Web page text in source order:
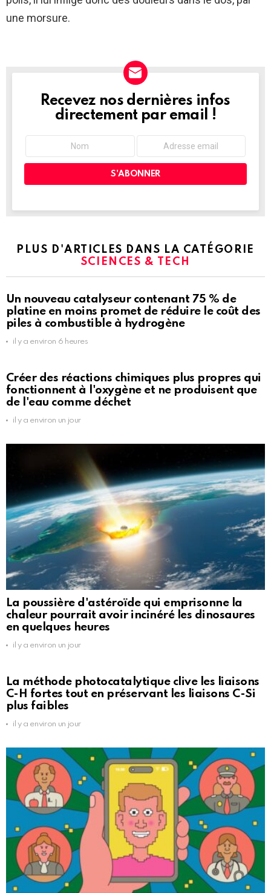
une morsure.
NEWSLETTER
Recevez nos dernières infos
directement par email !
PLUS D'ARTICLES DANS LA CATÉGORIE
SCIENCES & TECH
Un nouveau catalyseur contenant 75 % de
platine en moins promet de réduire le coût des
piles à combustible à hydrogène
il y a environ 6 heures
Créer des réactions chimiques plus propres qui
fonctionnent à l'oxygène et ne produisent que
de l'eau comme déchet
il y a environ un jour
La poussière d'astéroïde qui emprisonne la
chaleur pourrait avoir incinéré les dinosaures
en quelques heures
il y a environ un jour
La méthode photocatalytique clive les liaisons
C-H fortes tout en préservant les liaisons C-Si
plus faibles
il y a environ un jour